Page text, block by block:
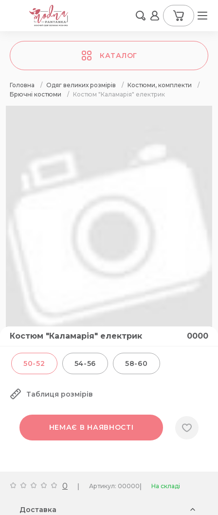
КАТАЛОГ
Головна / Одяг великих розмірів / Костюми, комплекти
/
Брючні костюми
/ Костюм "Каламарія" електрик
Костюм "Каламарія" електрик 0000
50-52 54-56 58-60
Таблиця розмірів
НЕМАЄ В НАЯВНОСТІ
0 | Артикул: 00000| На складі
Доставка